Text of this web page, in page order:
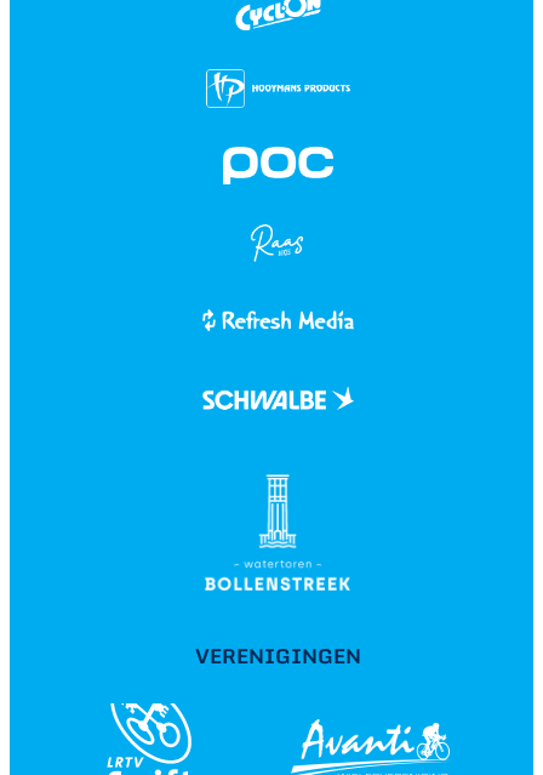
VERENIGINGEN